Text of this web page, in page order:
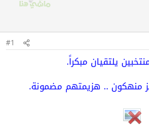
#1
يلتقيان مبكراً.
منهكون .. هزيمتهم مضمونة.